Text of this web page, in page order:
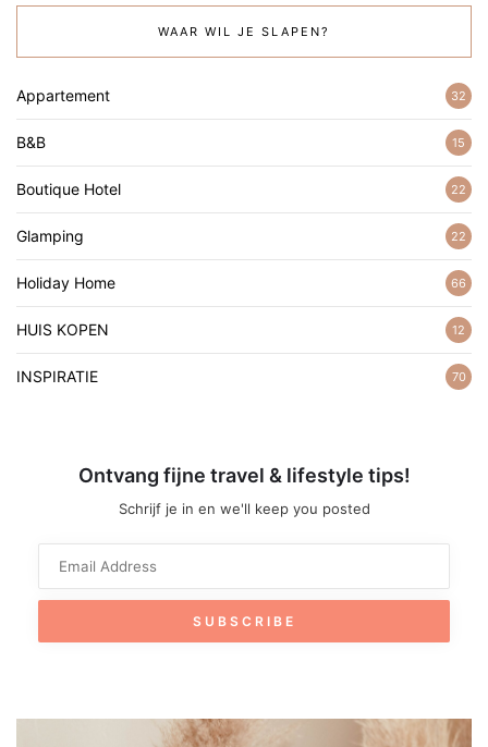
WAAR WIL JE SLAPEN?
Appartement 32
B&B 15
Boutique Hotel 22
Glamping 22
Holiday Home 66
HUIS KOPEN 12
INSPIRATIE 70
Ontvang fijne travel & lifestyle tips!
Schrijf je in en we'll keep you posted